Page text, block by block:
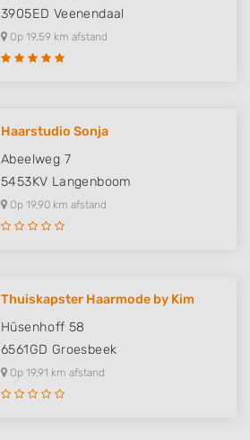
3905ED Veenendaal
Op 19,59 km afstand
Haarstudio Sonja
Abeelweg 7
5453KV Langenboom
Op 19,90 km afstand
Thuiskapster Haarmode by Kim
Hüsenhoff 58
6561GD Groesbeek
Op 19,91 km afstand